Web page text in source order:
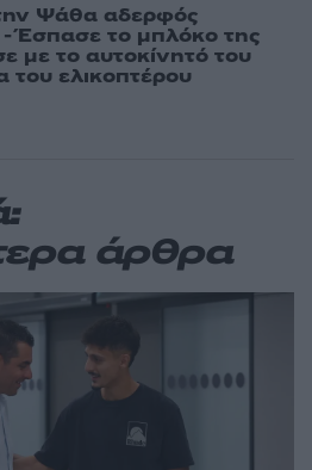
Ψάθα αδερφός
Έσπασε το μπλόκο της
με το αυτοκίνητό του
του ελικοπτέρου
άρθρα